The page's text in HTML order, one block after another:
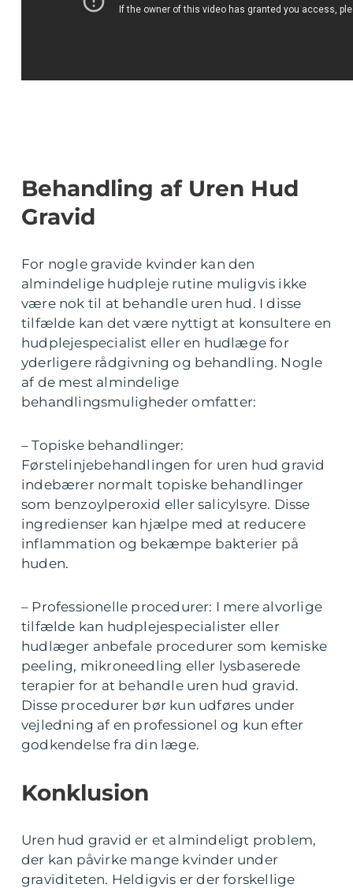
Behandling af Uren Hud
Gravid
For nogle gravide kvinder kan den
almindelige hudpleje rutine muligvis ikke
være nok til at behandle uren hud. I disse
tilfælde kan det være nyttigt at konsultere en
hudplejespecialist eller en hudlæge for
yderligere rådgivning og behandling. Nogle
af de mest almindelige
behandlingsmuligheder omfatter:
– Topiske behandlinger:
Førstelinjebehandlingen for uren hud gravid
indebærer normalt topiske behandlinger
som benzoylperoxid eller salicylsyre. Disse
ingredienser kan hjælpe med at reducere
inflammation og bekæmpe bakterier på
huden.
– Professionelle procedurer: I mere alvorlige
tilfælde kan hudplejespecialister eller
hudlæger anbefale procedurer som kemiske
peeling, mikroneedling eller lysbaserede
terapier for at behandle uren hud gravid.
Disse procedurer bør kun udføres under
vejledning af en professionel og kun efter
godkendelse fra din læge.
Konklusion
Uren hud gravid er et almindeligt problem,
der kan påvirke mange kvinder under
graviditeten. Heldigvis er der forskellige